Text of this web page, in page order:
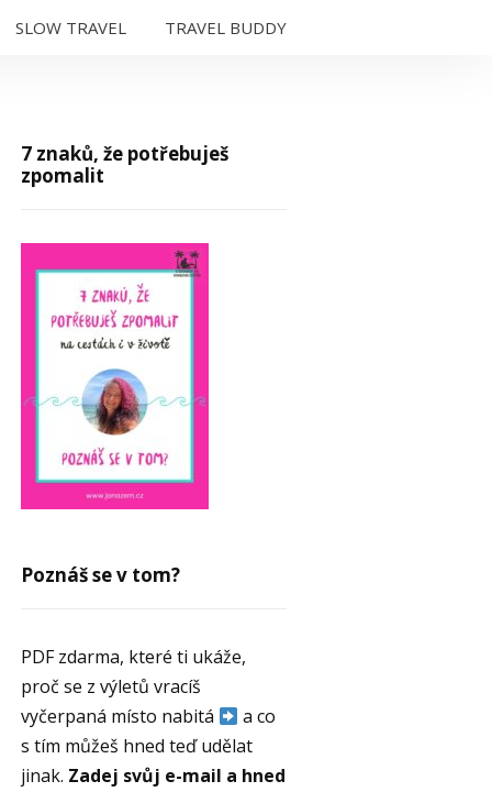
SLOW TRAVEL TRAVEL BUDDY
7 znaků, že potřebuješ
zpomalit
Poznáš se v tom?
PDF zdarma, které ti ukáže,
proč se z výletů vracíš
vyčerpaná místo nabitá
a co
s tím můžeš hned teď udělat
jinak. Zadej svůj e-mail a hned